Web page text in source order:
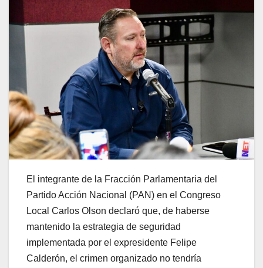
El integrante de la Fracción Parlamentaria del
Partido Acción Nacional (PAN) en el Congreso
Local Carlos Olson declaró que, de haberse
mantenido la estrategia de seguridad
implementada por el expresidente Felipe
Calderón, el crimen organizado no tendría